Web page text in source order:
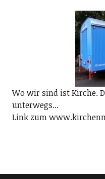
Wo wir sind ist Kirche.
unterwegs...
Link zum